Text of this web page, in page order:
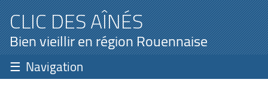
CLIC DES AÎNÉS
Bien vieillir en région Rouennaise
Navigation